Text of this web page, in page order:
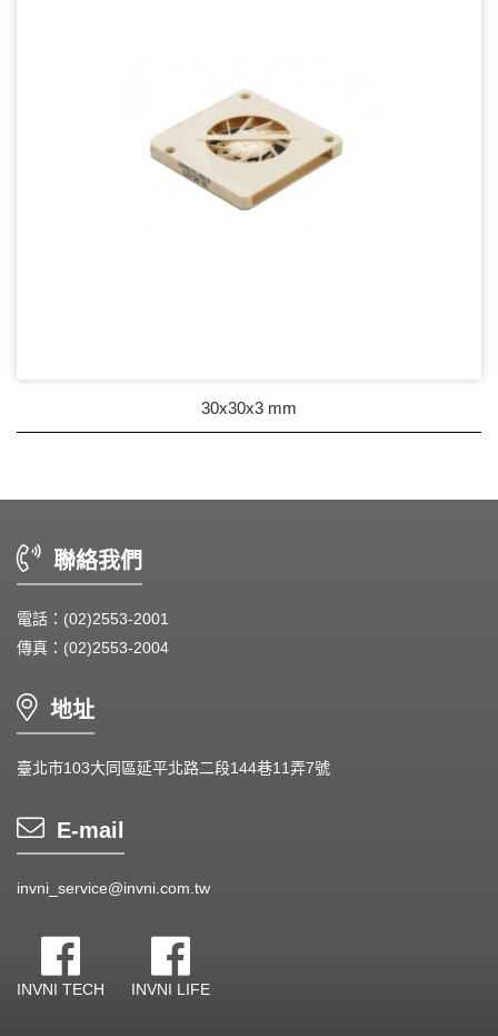
30x30x3 mm
聯絡我們
電話：(02)2553-2001
傳真：(02)2553-2004
地址
臺北市103大同區延平北路二段144巷11弄7號
E-mail
invni_service@invni.com.tw
INVNI TECH INVNI LIFE